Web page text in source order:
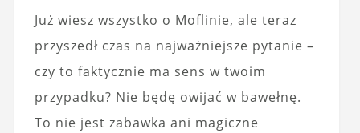
Już wiesz wszystko o Moflinie, ale teraz
przyszedł czas na najważniejsze pytanie –
czy to faktycznie ma sens w twoim
przypadku? Nie będę owijać w bawełnę.
To nie jest zabawka ani magiczne